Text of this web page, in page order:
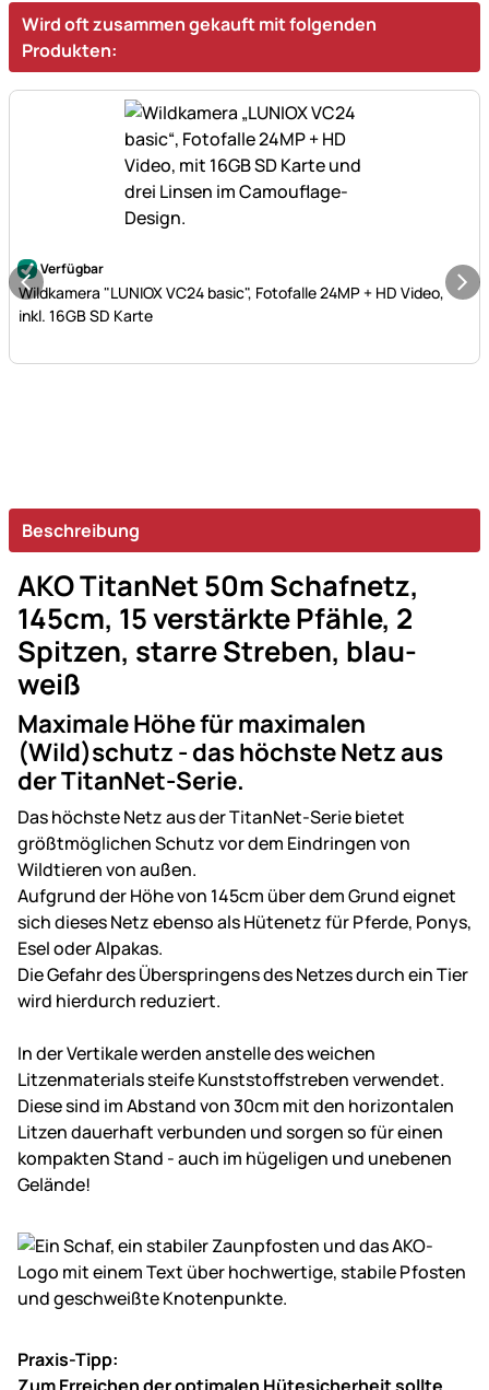
Wird oft zusammen gekauft mit folgenden
Produkten:
Noch keine Bewertungen abgegeben
Verfügbar
Wildkamera "LUNIOX VC24 basic", Fotofalle 24MP + HD Video,
inkl. 16GB SD Karte
Beschreibung
AKO TitanNet 50m Schafnetz,
145cm, 15 verstärkte Pfähle, 2
Spitzen, starre Streben, blau-
weiß
Maximale Höhe für maximalen
(Wild)schutz - das höchste Netz aus
der TitanNet-Serie.
Das höchste Netz aus der TitanNet-Serie bietet
größtmöglichen Schutz vor dem Eindringen von
Wildtieren von außen.
Aufgrund der Höhe von 145cm über dem Grund eignet
sich dieses Netz ebenso als Hütenetz für Pferde, Ponys,
Esel oder Alpakas.
Die Gefahr des Überspringens des Netzes durch ein Tier
wird hierdurch reduziert.
In der Vertikale werden anstelle des weichen
Litzenmaterials steife Kunststoffstreben verwendet.
Diese sind im Abstand von 30cm mit den horizontalen
Litzen dauerhaft verbunden und sorgen so für einen
kompakten Stand - auch im hügeligen und unebenen
Gelände!
Praxis-Tipp: